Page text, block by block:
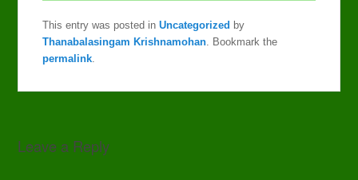
This entry was posted inUncategorized by
Thanabalasingam Krishnamohan . Bookmark the
permalink
Leave a Reply